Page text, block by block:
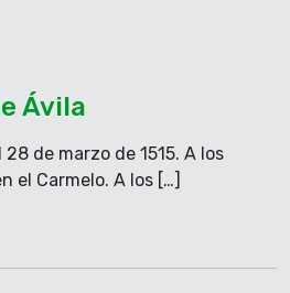
Ávila
de marzo de 1515. A los
el Carmelo. A los […]